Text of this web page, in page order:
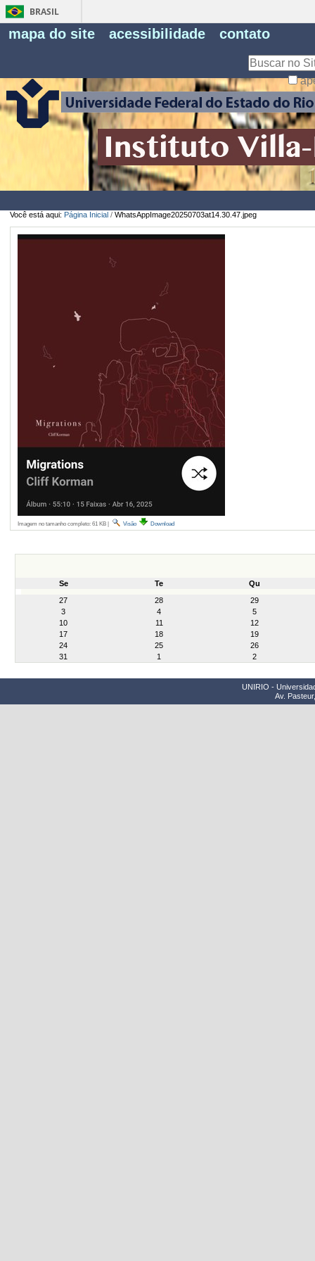
BRASIL
mapa do site acessibilidade contato
Você está aqui: Página Inicial / WhatsAppImage20250703at14.30.47.jpeg
Imagem no tamanho completo: 61 KB| Visão Download
Se Te
Qu
27
28
29
3
4
5
10
11
12
17
18
19
24
25
26
31
1 2
UNIRIO -
Av.